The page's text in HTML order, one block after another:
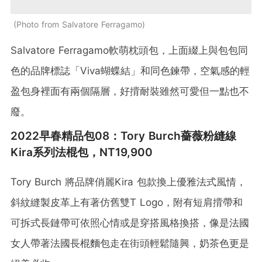
Photo from Salvatore Ferragamo
Salvatore Ferragamo軟萌枕頭包，上面綴上與包包同
色的品牌標誌「Viva蝴蝶結」和同色鍊帶，空氣感的輕
盈包身裡面有兩個隔層，好揹耐裝雖然可愛但一點也不
廢。
2022早春精品包08：Tory Burch薔薇粉縫線
Kira系列法棍包，NT19,900
Tory Burch 將品牌俏麗Kira 包款換上優雅法式風情，
斜紋縫製皮革上有著仿舊雙T Logo，附有短肩揹帶和
可拆式長鏈帶可依照心情或是穿搭風格換搭，像是法國
女人帶著法國長棍麵包走在街頭輕鬆隨興，奶茶色更是